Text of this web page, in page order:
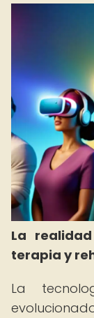
La
terapia y
La